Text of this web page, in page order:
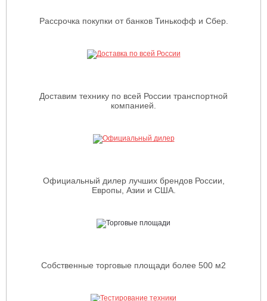
Рассрочка покупки от банков Тинькофф и Сбер.
Доставим технику по всей России транспортной
компанией.
Официальный дилер лучших брендов России,
Европы, Азии и США.
Собственные торговые площади более 500 м2